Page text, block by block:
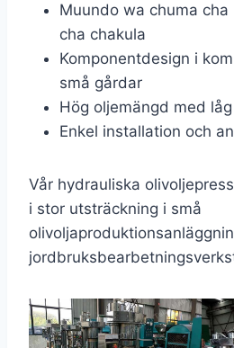
Muundo wa chuma
cha chakula
Komponentdesign i
små gårdar
Hög oljemängd med
Enkel installation och
Vår hydrauliska
i stor utsträckning i små